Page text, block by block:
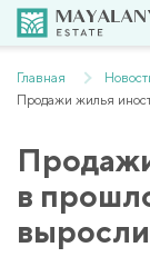
Главная
Продажи жилья
в